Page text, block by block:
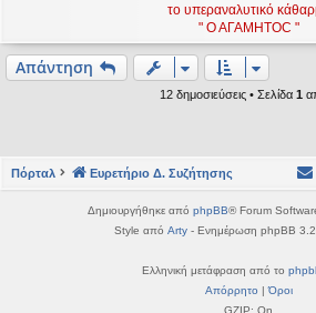
το υπεραναλυτικό
" Ο ΑΓΑΜΗΤΟC "
Απάντηση
12 δημοσιεύσεις • Σελίδα 1
Πόρταλ Ευρετήριο Δ. Συζήτησης
Δημιουργήθηκε από phpBB® Forum
Style από Arty- Ενημέρωση phpBB
Ελληνική μετάφραση από το
Απόρρητο |Όροι
GZIP: On